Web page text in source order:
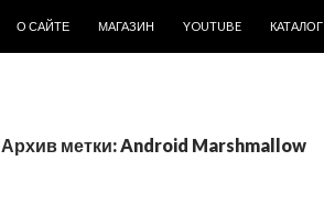
О САЙТЕ МАГАЗИН YOUTUBE КАТАЛОГ
Архив метки: Android Marshmallow